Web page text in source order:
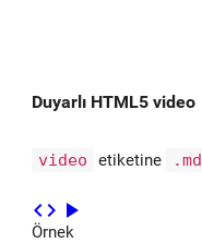
Duyarlı HTML5 video
video etiketine
code play_arrow
Örnek